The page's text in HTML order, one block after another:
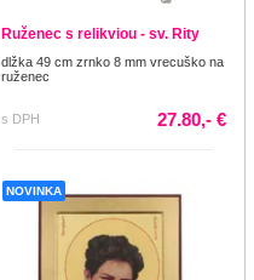
Ruženec s relikviou - sv. Rity
dlžka 49 cm zrnko 8 mm vrecuško na
ruženec
s DPH 27.80,- €
NOVINKA